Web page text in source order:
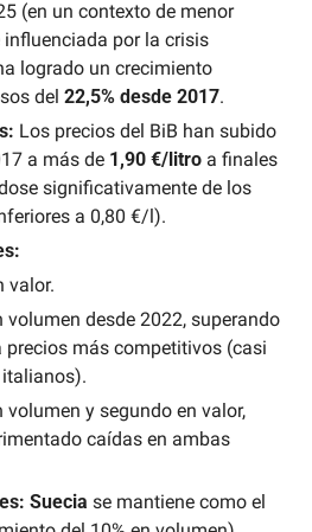
(en un contexto de menor
por la crisis
logrado un crecimiento
del 22,5% desde 2017.
Los precios del BiB han subido
a más de 1,90 €/litro a finales
significativamente de los
a 0,80 €/l).
valor.
volumen desde 2022, superando
precios más competitivos (casi
volumen y segundo en valor,
caídas en ambas
Suecia se mantiene como el